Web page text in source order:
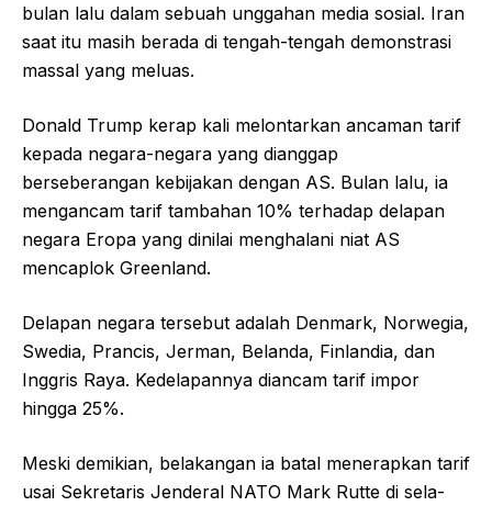
bulan lalu dalam sebuah unggahan media sosial. Iran
saat itu masih berada di tengah-tengah demonstrasi
massal yang meluas.
Donald Trump kerap kali melontarkan ancaman tarif
kepada negara-negara yang dianggap
berseberangan kebijakan dengan AS. Bulan lalu, ia
mengancam tarif tambahan 10% terhadap delapan
negara Eropa yang dinilai menghalani niat AS
mencaplok Greenland.
Delapan negara tersebut adalah Denmark, Norwegia,
Swedia, Prancis, Jerman, Belanda, Finlandia, dan
Inggris Raya. Kedelapannya diancam tarif impor
hingga 25%.
Meski demikian, belakangan ia batal menerapkan tarif
usai Sekretaris Jenderal NATO Mark Rutte di sela-